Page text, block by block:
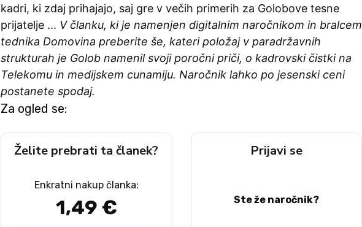
kadri, ki zdaj prihajajo, saj gre v večih primerih za Golobove tesne
prijatelje ... V članku, ki je namenjen digitalnim naročnikom in bralcem
tednika Domovina preberite še, kateri položaj v paradržavnih
strukturah je Golob namenil svoji poročni priči, o kadrovski čistki na
Telekomu in medijskem cunamiju. Naročnik lahko po jesenski ceni
postanete spodaj.
Za ogled se:
Želite prebrati ta članek?
Enkratni nakup članka:
1,49 €
Prijavi se
Ste že naročnik?